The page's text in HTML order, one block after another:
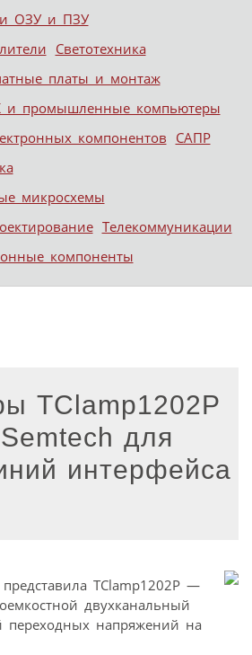
ОЗУ и ПЗУ
Светотехника
платы и монтаж
и промышленные компьютеры
компонентов САПР
микросхемы
Телекоммуникации
компоненты
TClamp1202P
для
интерфейса
TClamp1202P —
двухканальный
переходных напряжений на